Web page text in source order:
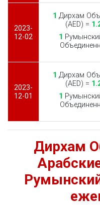
2023-
12-02
1 Дирхам
(AED) =
1
2023-
12-01
1 Дирхам
(AED) =
1
Дирхам